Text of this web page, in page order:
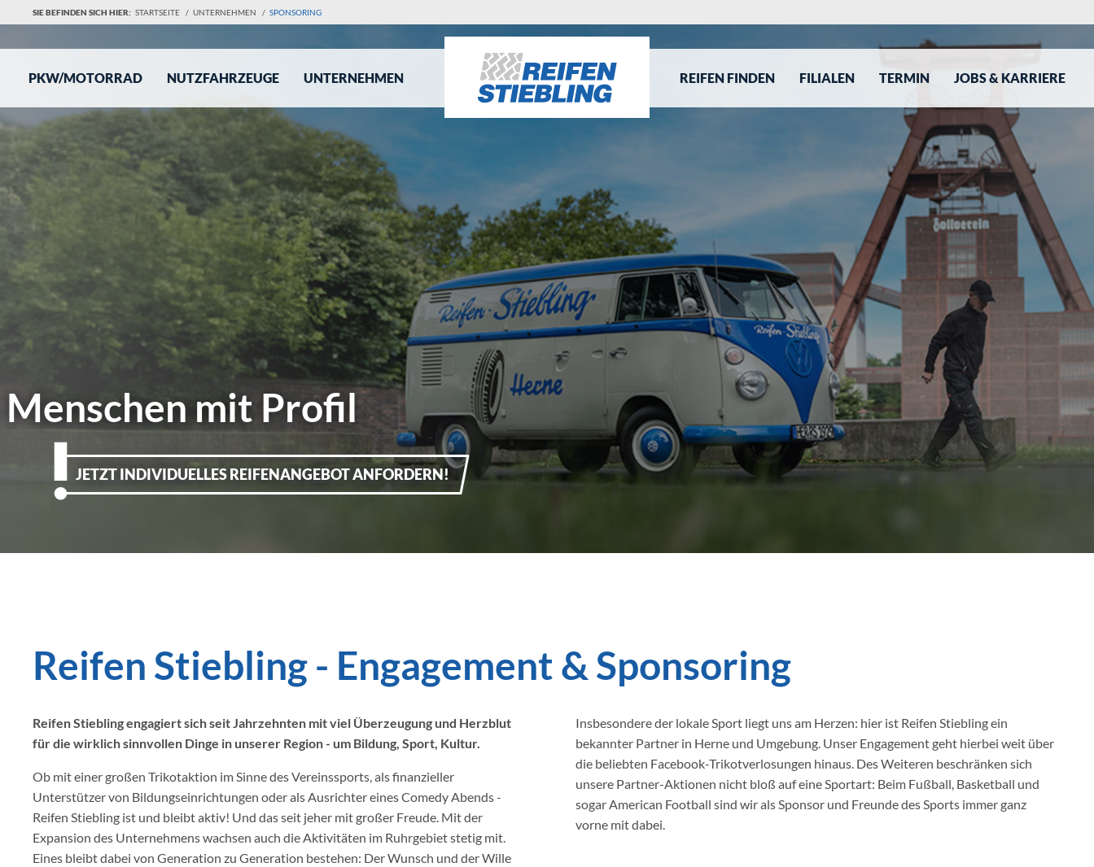
SIE BEFINDEN SICH HIER: STARTSEITE / UNTERNEHMEN / SPONSORING
Menschen mit Profil
JETZT INDIVIDUELLES REIFENANGEBOT ANFORDERN!
PKW/MOTORRAD NUTZFAHRZEUGE UNTERNEHMEN REIFEN FINDEN FILIALEN TERMIN JOBS & KARRIERE
Reifen Stiebling - Engagement & Sponsoring
Reifen Stiebling engagiert sich seit Jahrzehnten mit viel Überzeugung und Herzblut
für die wirklich sinnvollen Dinge in unserer Region - um Bildung, Sport, Kultur.
Ob mit einer großen Trikotaktion im Sinne des Vereinssports, als finanzieller
Unterstützer von Bildungseinrichtungen oder als Ausrichter eines Comedy Abends -
Reifen Stiebling ist und bleibt aktiv! Und das seit jeher mit großer Freude. Mit der
Expansion des Unternehmens wachsen auch die Aktivitäten im Ruhrgebiet stetig mit.
Eines bleibt dabei von Generation zu Generation bestehen: Der Wunsch und der Wille
Insbesondere der lokale Sport liegt uns am Herzen: hier ist Reifen Stiebling ein
bekannter Partner in Herne und Umgebung. Unser Engagement geht hierbei weit über
die beliebten Facebook-Trikotverlosungen hinaus. Des Weiteren beschränken sich
unsere Partner-Aktionen nicht bloß auf eine Sportart: Beim Fußball, Basketball und
sogar American Football sind wir als Sponsor und Freunde des Sports immer ganz
vorne mit dabei.